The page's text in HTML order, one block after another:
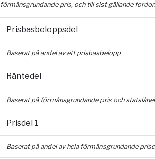
förmånsgrundande pris, och till sist gällande
Prisbasbeloppsdel
Baserat på andel av ett prisbasbelopp
Räntedel
Baserat på förmånsgrundande pris och
Prisdel 1
Baserat på andel av hela förmånsgrundande